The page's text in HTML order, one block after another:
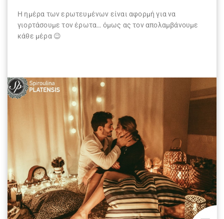
Η ημέρα των ερωτευμένων είναι αφορμή για να
γιορτάσουμε τον έρωτα… όμως ας τον απολαμβάνουμε
κάθε μέρα 😉